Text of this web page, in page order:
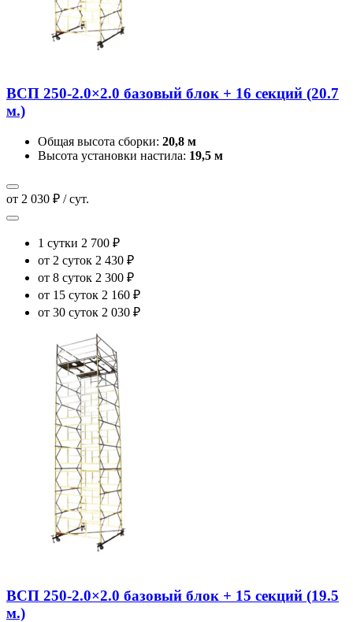
ВСП 250-2.0×2.0 базовый блок + 16 секций (20.7
м.)
Общая высота сборки: 20,8 м
Высота установки настила: 19,5 м
от 2 030 ₽ / сут.
1 сутки 2 700 ₽
от 2 суток 2 430 ₽
от 8 суток 2 300 ₽
от 15 суток 2 160 ₽
от 30 суток 2 030 ₽
ВСП 250-2.0×2.0 базовый блок + 15 секций (19.5
м.)